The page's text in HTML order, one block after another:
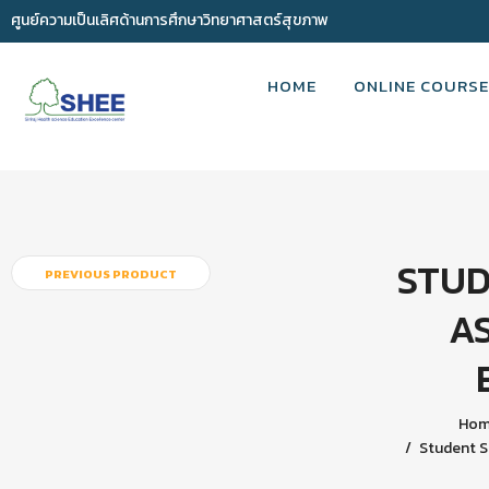
ศูนย์ความเป็นเลิศด้านการศึกษาวิทยาศาสตร์สุขภาพ
HOME ONLINE COURSE
PREVIOUS PRODUCT
Student